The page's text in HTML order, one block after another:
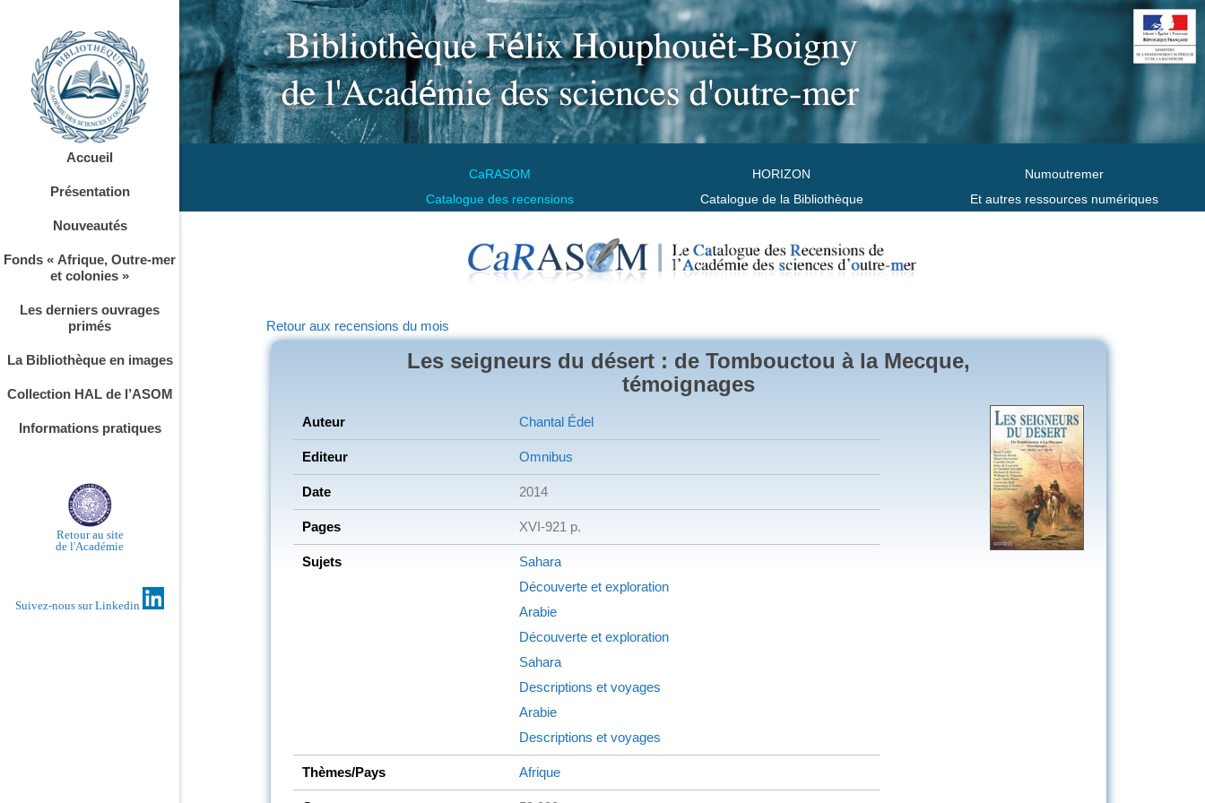
CaRASOM
Catalogue des recensions
HORIZON
Catalogue de la Bibliothèque
Numoutremer
Et autres ressources numériques
Accueil
Présentation
Nouveautés
Fonds « Afrique, Outre-mer
et colonies »
Les derniers ouvrages
primés
La Bibliothèque en images
Collection HAL de l’ASOM
Informations pratiques
Retour au site
de l'Académie
Suivez-nous sur Linkedin
Retour aux recensions du mois
Les seigneurs du désert : de Tombouctou à la Mecque,
témoignages
Auteur Chantal Édel
Editeur Omnibus
Date 2014
Pages XVI-921 p.
Sujets
Sahara
Découverte et exploration
Arabie
Découverte et exploration
Sahara
Descriptions et voyages
Arabie
Descriptions et voyages
Thèmes/Pays Afrique